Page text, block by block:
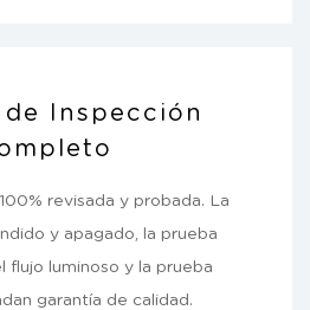
de Inspección
revisada y probada. La
y apagado, la prueba
flujo luminoso y la prueba
garantía de calidad.